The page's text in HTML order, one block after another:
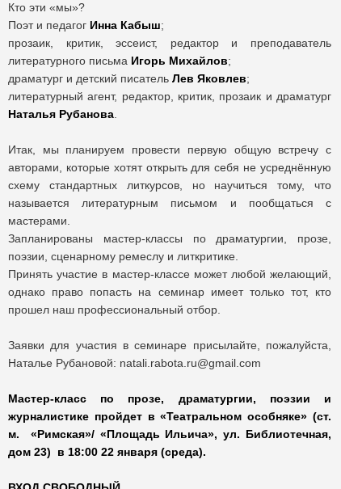
Кто эти «мы»?
Поэт и педагог Инна Кабыш;
прозаик, критик, эссеист, редактор и преподаватель
литературного письма Игорь Михайлов;
драматург и детский писатель Лев Яковлев;
литературный агент, редактор, критик, прозаик и драматург
Наталья Рубанова
Итак, мы планируем провести первую общую встречу с
авторами, которые хотят открыть для себя не усреднённую
схему стандартных литкурсов, но научиться тому, что
называется литературным письмом и пообщаться с
мастерами.
Запланированы мастер-классы по драматургии, прозе,
поэзии, сценарному ремеслу и литкритике.
Принять участие в мастер-классе может любой желающий,
однако право попасть на семинар имеет только тот, кто
прошел наш профессиональный отбор.
Заявки для участия в семинаре присылайте, пожалуйста,
Наталье Рубановой: natali.rabota.ru@gmail.com
Мастер-класс по прозе, драматургии, поэзии и
журналистике пройдет в «Театральном особняке» (ст.
м. «Римская»/ «Площадь Ильича»,ул. Библиотечная,
дом 23) в 18:00 22 января (среда).